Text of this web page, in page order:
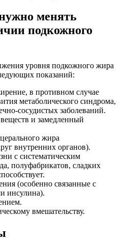
менять
подкожного
уровня подкожного жира
показаний:
в противном случае
метаболического синдрома,
сосудистых заболеваний.
и замедленный
жира
внутренних органов).
с систематическим
полуфабрикатов, сладких
(особенно связанные с
инсулина).
вмешательству.